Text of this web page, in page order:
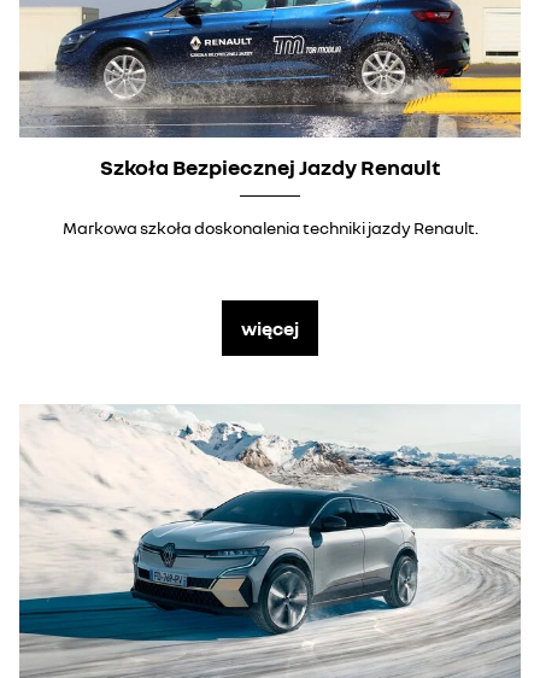
Szkoła Bezpiecznej Jazdy Renault
Markowa szkoła doskonalenia techniki jazdy Renault.
więcej